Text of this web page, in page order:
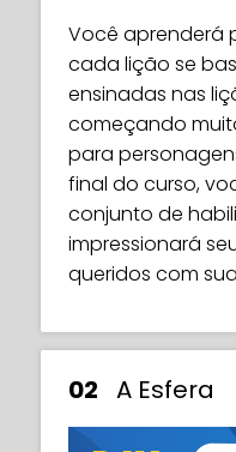
Você aprenderá
cada lição se
ensinadas nas
começando
para
final do curso,
conjunto de
impressionará
queridos com
02 A Esfera